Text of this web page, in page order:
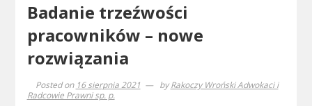
Badanie trzeźwości
pracowników – nowe
rozwiązania
Posted on 16 sierpnia 2021 byRakoczy Wroński Adwokaci i
Radcowie Prawni sp. p.